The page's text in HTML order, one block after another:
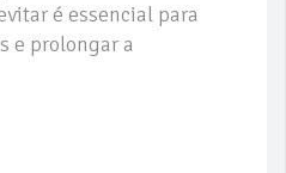
é essencial para
e prolongar a